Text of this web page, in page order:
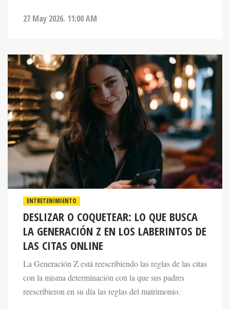
ENTRETENIMIENTO
DESLIZAR O COQUETEAR: LO QUE BUSCA
LA GENERACIÓN Z EN LOS LABERINTOS DE
LAS CITAS ONLINE
La Generación Z está reescribiendo las reglas de las citas
con la misma determinación con la que sus padres
reescribieron en su día las reglas del matrimonio.